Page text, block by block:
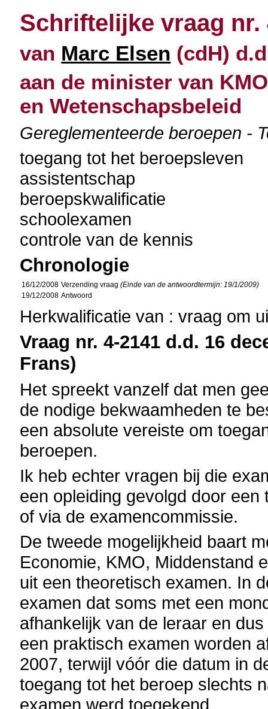
Schriftelijke vraag nr.
van Marc Elsen (cdH)
aan de minister van
en Wetenschapsbeleid
Gereglementeerde beroepen -
toegang tot het beroepsleven
assistentschap
beroepskwalificatie
schoolexamen
controle van de kennis
Chronologie
16/12/2008 Verzending vraag(Einde van de antwoordtermijn: 19/1/2009)
19/12/2008 Antwoord
Herkwalificatie van : vraag om
Vraag nr. 4-2141 d.d. 16
Frans)
Het spreekt vanzelf dat men
de nodige bekwaamheden te
een absolute vereiste om
beroepen.
Ik heb echter vragen bij die
een opleiding gevolgd door
of via de examencommissie.
De tweede mogelijkheid baart
Economie, KMO, Middenstand
uit een theoretisch examen. In
examen dat soms met een
afhankelijk van de leraar en
een praktisch examen worden
2007, terwijl vóór die datum in
toegang tot het beroep slechts
examen werd toegekend.